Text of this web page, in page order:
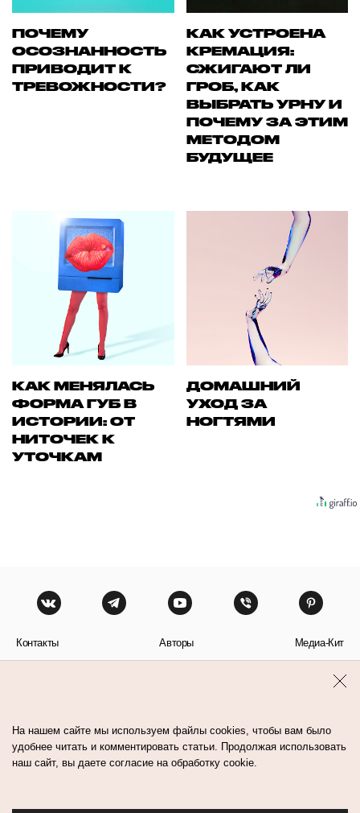
ПОЧЕМУ
ОСОЗНАННОСТЬ
ПРИВОДИТ К
ТРЕВОЖНОСТИ?
КАК УСТРОЕНА
КРЕМАЦИЯ:
СЖИГАЮТ ЛИ
ГРОБ, КАК
ВЫБРАТЬ УРНУ И
ПОЧЕМУ ЗА ЭТИМ
МЕТОДОМ
БУДУЩЕЕ
КАК МЕНЯЛАСЬ
ФОРМА ГУБ В
ИСТОРИИ: ОТ
НИТОЧЕК К
УТОЧКАМ
ДОМАШНИЙ
УХОД ЗА
НОГТЯМИ
Контакты Авторы Медиа-Кит
На нашем сайте мы используем файлы cookies, чтобы вам было
удобнее читать и комментировать статьи. Продолжая использовать
наш сайт, вы даете согласие на обработку cookie.